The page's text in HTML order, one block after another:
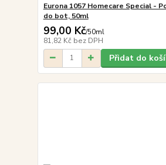
Eurona 1057 Homecare Special -
do bot, 50ml
99,00 Kč/50ml
81,82 Kč bez DPH
Přidat do